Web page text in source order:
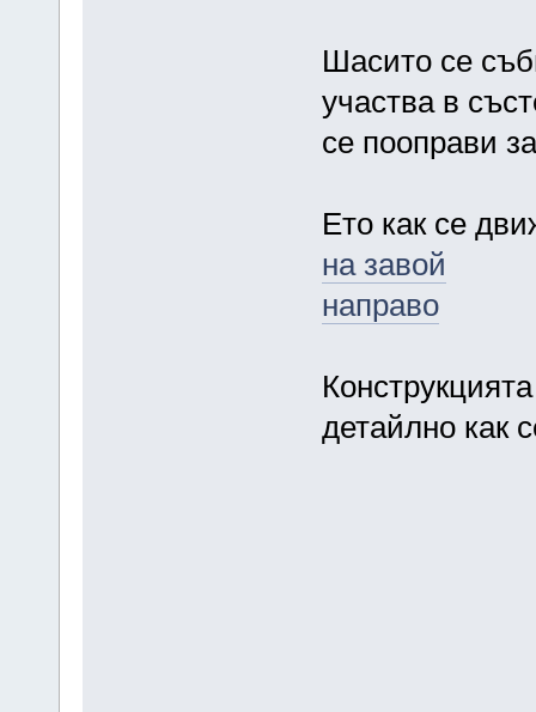
Шасито се
участва в
се пооправи
Ето как се
на завой
направо
детайлно как